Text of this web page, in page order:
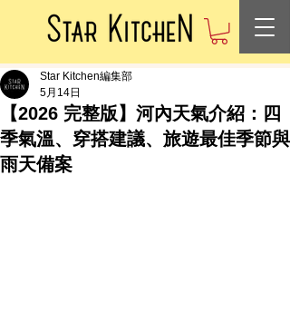
【2026 完整版】河內天氣介紹：四
季氣溫、穿搭建議、旅遊最佳季節與
雨天備案
Star Kitchen編集部
5月14日